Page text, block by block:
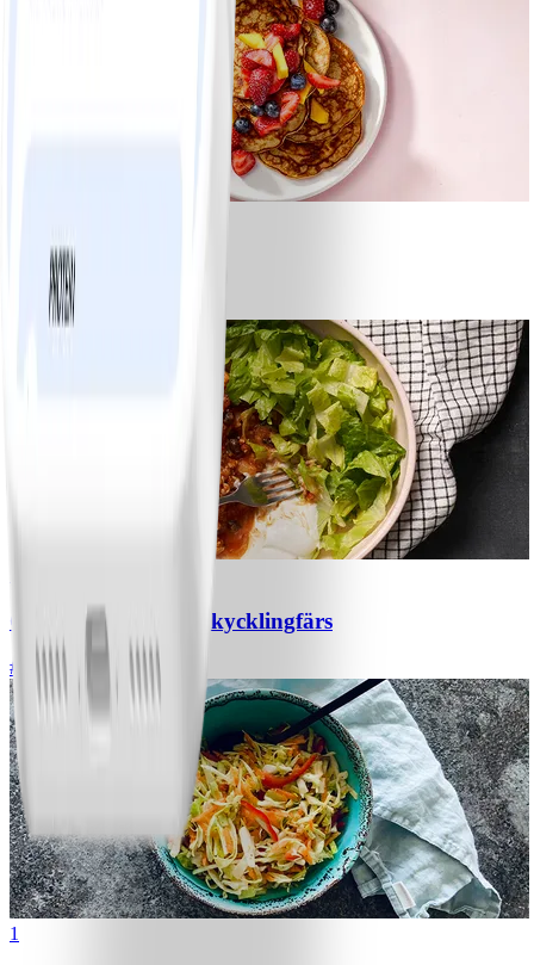
Bananpannkakor
5 MIN
Chili con carne med kycklingfärs
# Lätt
1